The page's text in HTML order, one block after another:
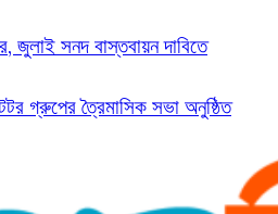
জুলাই সনদ বাস্তবায়ন দাবিতে
গ্রুপের ত্রৈমাসিক সভা অনুষ্ঠিত